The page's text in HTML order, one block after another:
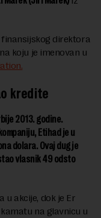
finansijskog direktora
koju je imenovan u
kredite
2013. godine.
Etihad je u
dolara. Ovaj dug je
vlasnik 49 odsto
u akcije, dok je Er
na glavnicu u